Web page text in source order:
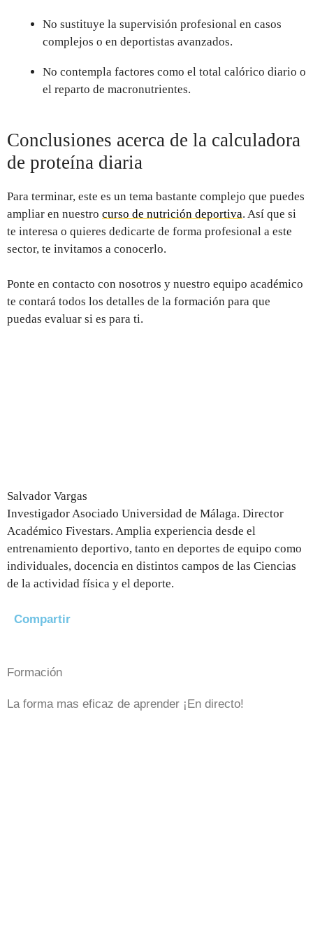
No sustituye la supervisión profesional en casos
complejos o en deportistas avanzados.
No contempla factores como el total calórico diario o
el reparto de macronutrientes.
Conclusiones acerca de la calculadora
de proteína diaria
Para terminar, este es un tema bastante complejo que puedes
ampliar en nuestro curso de nutrición deportiva. Así que si
te interesa o quieres dedicarte de forma profesional a este
sector, te invitamos a conocerlo.
Ponte en contacto con nosotros y nuestro equipo académico
te contará todos los detalles de la formación para que
puedas evaluar si es para ti.
Salvador Vargas
Investigador Asociado Universidad de Málaga. Director
Académico Fivestars. Amplia experiencia desde el
entrenamiento deportivo, tanto en deportes de equipo como
individuales, docencia en distintos campos de las Ciencias
de la actividad física y el deporte.
Compartir
Formación
La forma mas eficaz de aprender ¡En directo!